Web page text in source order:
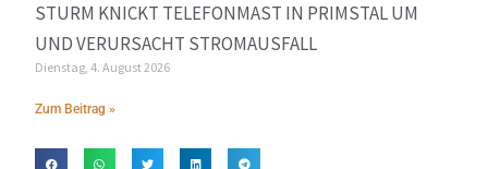
STURM KNICKT TELEFONMAST IN PRIMSTAL UM
UND VERURSACHT STROMAUSFALL
Dienstag, 4. August 2026
Zum Beitrag »